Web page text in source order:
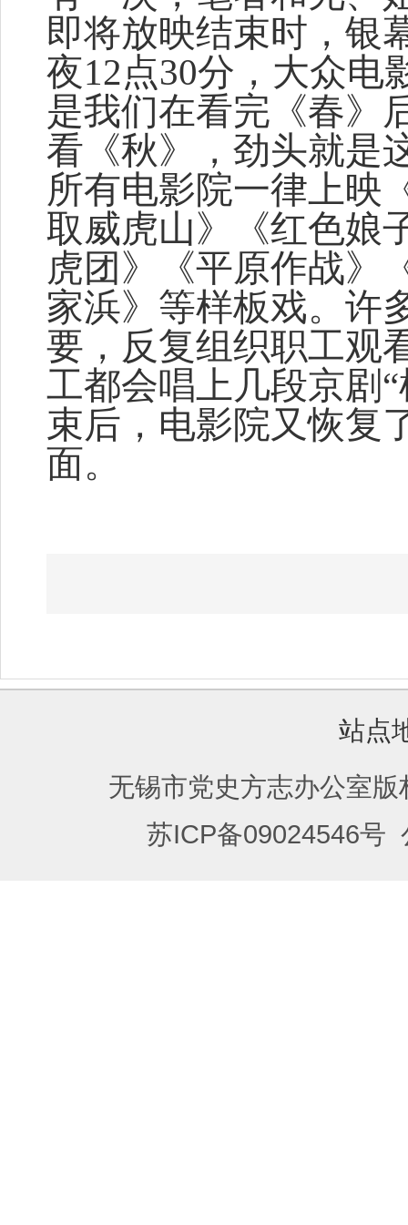
即将放映结束时，银
夜12点30分，大众电
是我们在看完《春》
看《秋》，劲头就是
所有电影院一律上映
取威虎山》《红色娘
虎团》《平原作战》
家浜》等样板戏。许
要，反复组织职工观
工都会唱上几段京剧
束后，电影院又恢复
面。
站点
无锡市党史方志办公室
苏ICP备09024546号